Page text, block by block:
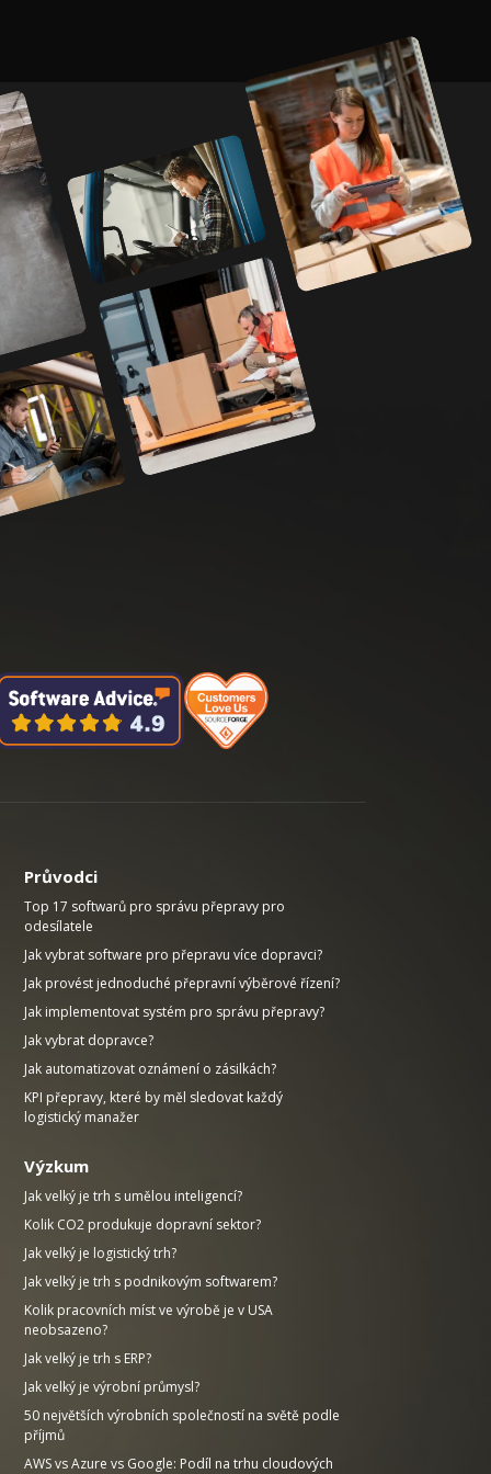
Průvodci
Top 17 softwarů pro správu přepravy pro
odesílatele
Jak vybrat software pro přepravu více dopravci?
Jak provést jednoduché přepravní výběrové řízení?
Jak implementovat systém pro správu přepravy?
Jak vybrat dopravce?
Jak automatizovat oznámení o zásilkách?
KPI přepravy, které by měl sledovat každý
logistický manažer
Výzkum
Jak velký je trh s umělou inteligencí?
Kolik CO2 produkuje dopravní sektor?
Jak velký je logistický trh?
Jak velký je trh s podnikovým softwarem?
Kolik pracovních míst ve výrobě je v USA
neobsazeno?
Jak velký je trh s ERP?
Jak velký je výrobní průmysl?
50 největších výrobních společností na světě podle
příjmů
AWS vs Azure vs Google: Podíl na trhu cloudových